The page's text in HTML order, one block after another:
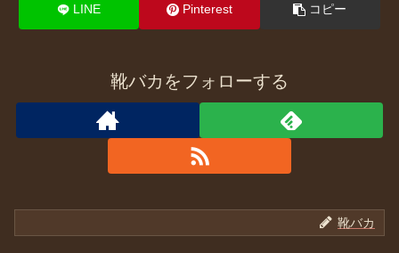
LINE Pinterest コピー
靴バカをフォローする
靴バカ